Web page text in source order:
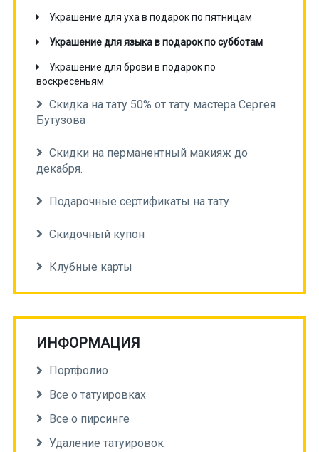
Украшение для уха в подарок по пятницам
Украшение для языка в подарок по субботам
Украшение для брови в подарок по
воскресеньям
Скидка на тату 50% от тату мастера Сергея
Бутузова
Скидки на перманентный макияж до
декабря.
Подарочные сертификаты на тату
Скидочный купон
Клубные карты
ИНФОРМАЦИЯ
Портфолио
Все о татуировках
Все о пирсинге
Удаление татуировок